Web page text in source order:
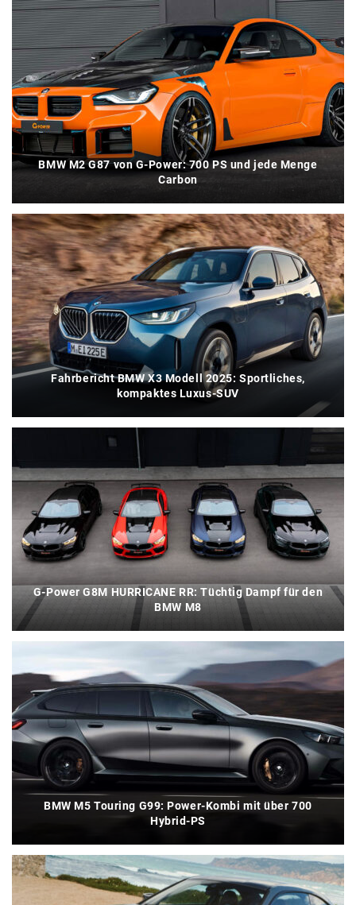
BMW M2 G87 von G-Power: 700 PS und jede Menge
Carbon
Fahrbericht BMW X3 Modell 2025: Sportliches,
kompaktes Luxus-SUV
G-Power G8M HURRICANE RR: Tüchtig Dampf für den
BMW M8
BMW M5 Touring G99: Power-Kombi mit über 700
Hybrid-PS